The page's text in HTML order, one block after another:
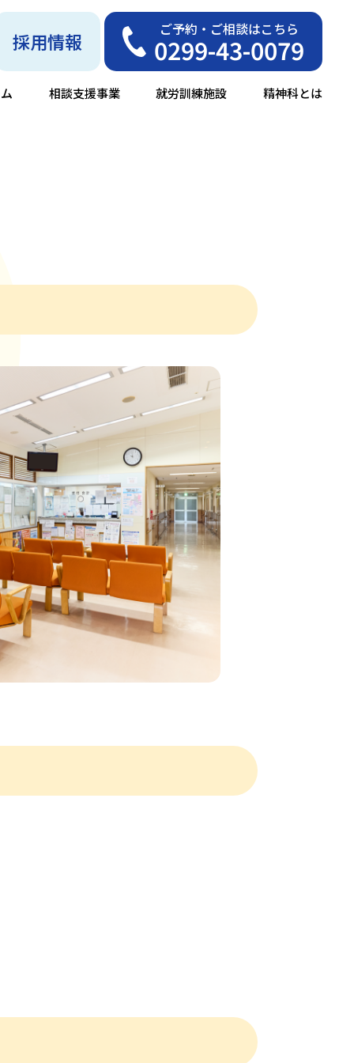
採用情報 ご予約・ご相談はこちら
0299-43-0079
相談支援事業 就労訓練施設 精神科とは